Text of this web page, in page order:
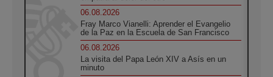
06.08.2026
Fray Marco Vianelli: Aprender el Evangelio
de la Paz en la Escuela de San Francisco
06.08.2026
La visita del Papa León XIV a Asís en un
minuto